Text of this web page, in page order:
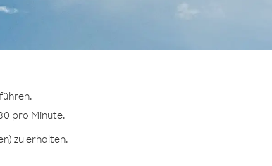
pro Minute.
zu erhalten.